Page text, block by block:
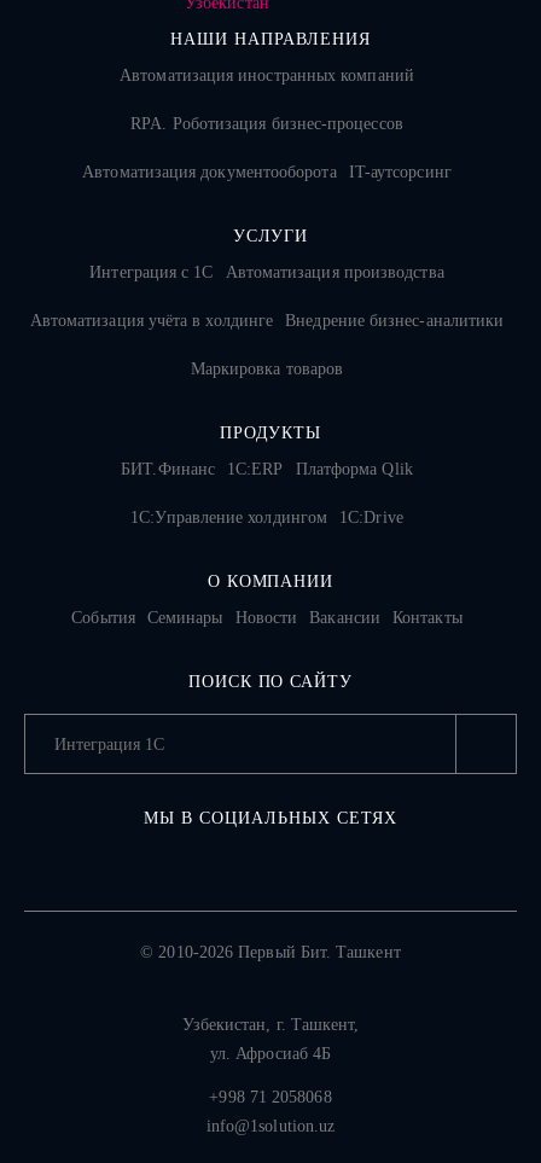
НАШИ НАПРАВЛЕНИЯ
Автоматизация иностранных компаний
RPA. Роботизация бизнес-процессов
Автоматизация документооборота IT-аутсорсинг
УСЛУГИ
Интеграция с 1С
Автоматизация производства
Автоматизация учёта в холдинге Внедрение бизнес-аналитики
Маркировка товаров
ПРОДУКТЫ
БИТ.Финанс
1С:ERP Платформа Qlik
1С:Управление холдингом 1C:Drive
О КОМПАНИИ
События
Семинары Новости Вакансии Контакты
ПОИСК ПО САЙТУ
МЫ В СОЦИАЛЬНЫХ СЕТЯХ
© 2010-2026 Первый Бит. Ташкент
Узбекистан, г. Ташкент,
ул. Афросиаб 4Б
+998 71 2058068
info@1solution.uz